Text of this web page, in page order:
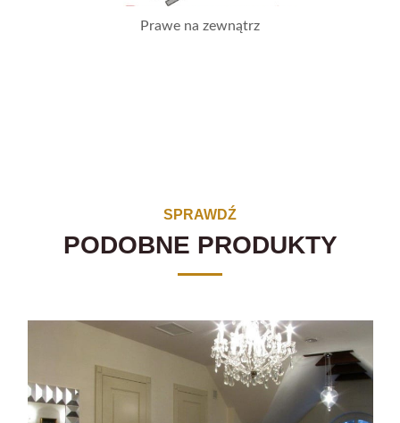
Prawe na zewnątrz
SPRAWDŹ
PODOBNE PRODUKTY